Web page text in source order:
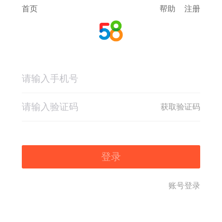
首页 帮助 注册
获取验证码
登录
账号登录